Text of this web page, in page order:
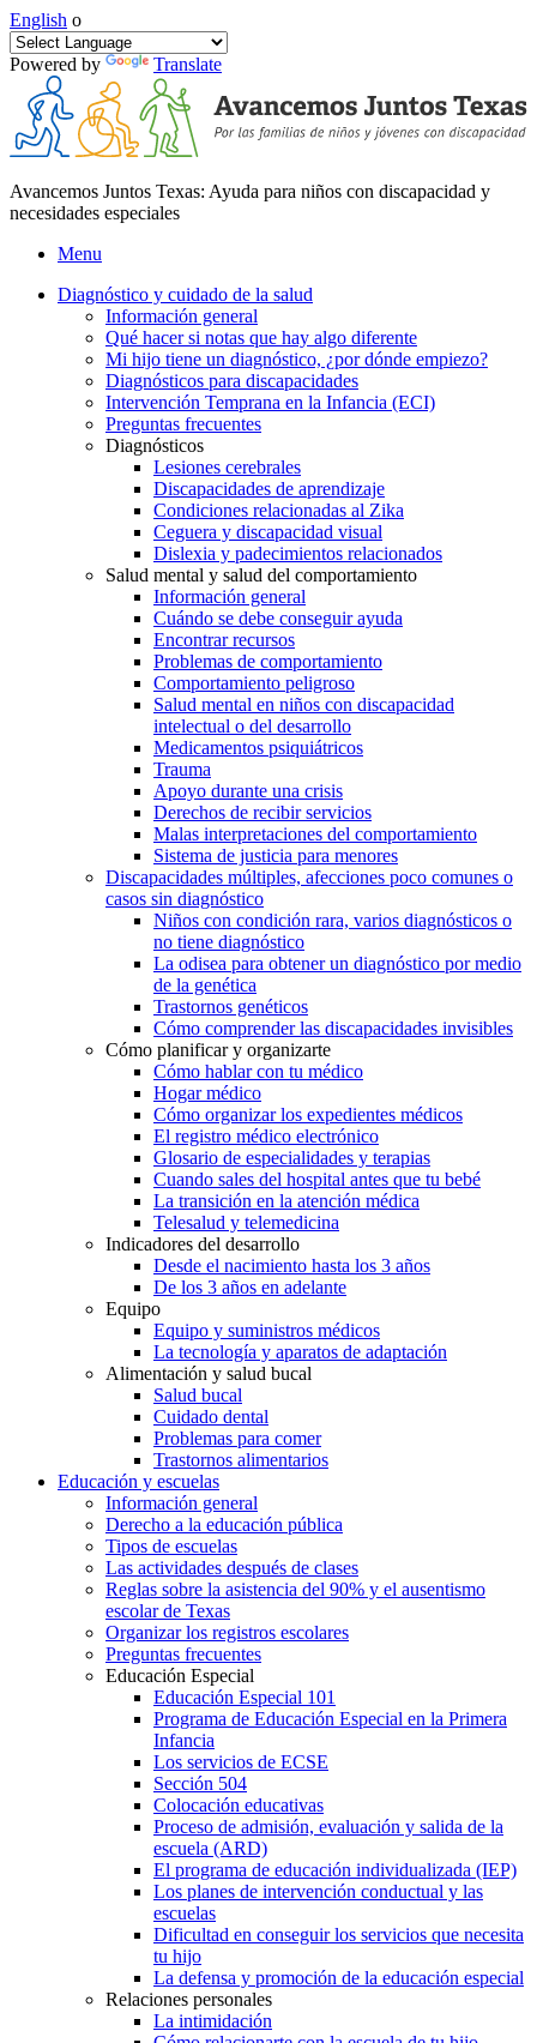
English o
Powered by Translate
Avancemos Juntos Texas: Ayuda para niños con discapacidad y
necesidades especiales
Menu
Diagnóstico y cuidado de la salud
Información general
Qué hacer si notas que hay algo diferente
Mi hijo tiene un diagnóstico, ¿por dónde empiezo?
Diagnósticos para discapacidades
Intervención Temprana en la Infancia (ECI)
Preguntas frecuentes
Diagnósticos
Lesiones cerebrales
Discapacidades de aprendizaje
Condiciones relacionadas al Zika
Ceguera y discapacidad visual
Dislexia y padecimientos relacionados
Salud mental y salud del comportamiento
Información general
Cuándo se debe conseguir ayuda
Encontrar recursos
Problemas de comportamiento
Comportamiento peligroso
Salud mental en niños con discapacidad
intelectual o del desarrollo
Medicamentos psiquiátricos
Trauma
Apoyo durante una crisis
Derechos de recibir servicios
Malas interpretaciones del comportamiento
Sistema de justicia para menores
Discapacidades múltiples, afecciones poco comunes o
casos sin diagnóstico
Niños con condición rara, varios diagnósticos o
no tiene diagnóstico
La odisea para obtener un diagnóstico por medio
de la genética
Trastornos genéticos
Cómo comprender las discapacidades invisibles
Cómo planificar y organizarte
Cómo hablar con tu médico
Hogar médico
Cómo organizar los expedientes médicos
El registro médico electrónico
Glosario de especialidades y terapias
Cuando sales del hospital antes que tu bebé
La transición en la atención médica
Telesalud y telemedicina
Indicadores del desarrollo
Desde el nacimiento hasta los 3 años
De los 3 años en adelante
Equipo
Equipo y suministros médicos
La tecnología y aparatos de adaptación
Alimentación y salud bucal
Salud bucal
Cuidado dental
Problemas para comer
Trastornos alimentarios
Educación y escuelas
Información general
Derecho a la educación pública
Tipos de escuelas
Las actividades después de clases
Reglas sobre la asistencia del 90% y el ausentismo
escolar de Texas
Organizar los registros escolares
Preguntas frecuentes
Educación Especial
Educación Especial 101
Programa de Educación Especial en la Primera
Infancia
Los servicios de ECSE
Sección 504
Colocación educativas
Proceso de admisión, evaluación y salida de la
escuela (ARD)
El programa de educación individualizada (IEP)
Los planes de intervención conductual y las
escuelas
Dificultad en conseguir los servicios que necesita
tu hijo
La defensa y promoción de la educación especial
Relaciones personales
La intimidación